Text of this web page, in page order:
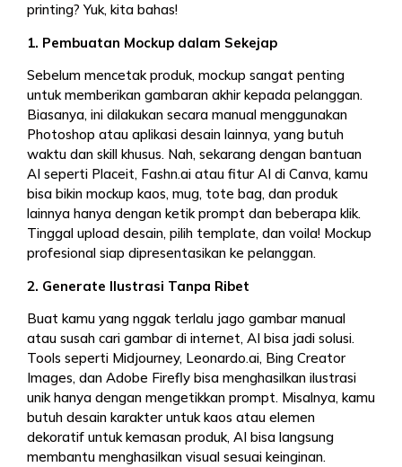
printing? Yuk, kita bahas!
1. Pembuatan Mockup dalam Sekejap
Sebelum mencetak produk, mockup sangat penting
untuk memberikan gambaran akhir kepada pelanggan.
Biasanya, ini dilakukan secara manual menggunakan
Photoshop atau aplikasi desain lainnya, yang butuh
waktu dan skill khusus. Nah, sekarang dengan bantuan
AI seperti Placeit, Fashn.ai atau fitur AI di Canva, kamu
bisa bikin mockup kaos, mug, tote bag, dan produk
lainnya hanya dengan ketik prompt dan beberapa klik.
Tinggal upload desain, pilih template, dan voila! Mockup
profesional siap dipresentasikan ke pelanggan.
2. Generate Ilustrasi Tanpa Ribet
Buat kamu yang nggak terlalu jago gambar manual
atau susah cari gambar di internet, AI bisa jadi solusi.
Tools seperti Midjourney, Leonardo.ai, Bing Creator
Images, dan Adobe Firefly bisa menghasilkan ilustrasi
unik hanya dengan mengetikkan prompt. Misalnya, kamu
butuh desain karakter untuk kaos atau elemen
dekoratif untuk kemasan produk, AI bisa langsung
membantu menghasilkan visual sesuai keinginan.